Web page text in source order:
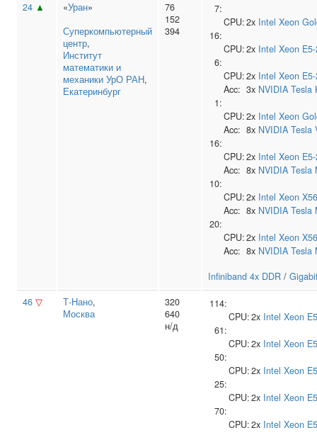
24 ▲ «Уран»
Суперкомпьютерный
центр,
Институт
математики и
механики УрО РАН,
Екатеринбург
76
152
394
7:
CPU:2x Intel Xeon
16:
CPU:2x Intel Xeon
6:
CPU:2x Intel Xeon
Acc: 3x NVIDIA Tesla
1:
CPU:2x Intel Xeon
Acc: 8x NVIDIA Tesla
16:
CPU:2x Intel Xeon
Acc: 8x NVIDIA Tesla
10:
CPU:2x Intel Xeon
Acc: 8x NVIDIA Tesla
20:
CPU:2x Intel Xeon
Acc: 8x NVIDIA Tesla
Infiniband 4x DDR /
46 ▽ Т‑Нано,
Москва
320
640
н/д
114:
CPU:2x Intel Xeon
61:
CPU:2x Intel Xeon
50:
CPU:2x Intel Xeon
25:
CPU:2x Intel Xeon
70:
CPU:2x Intel Xeon